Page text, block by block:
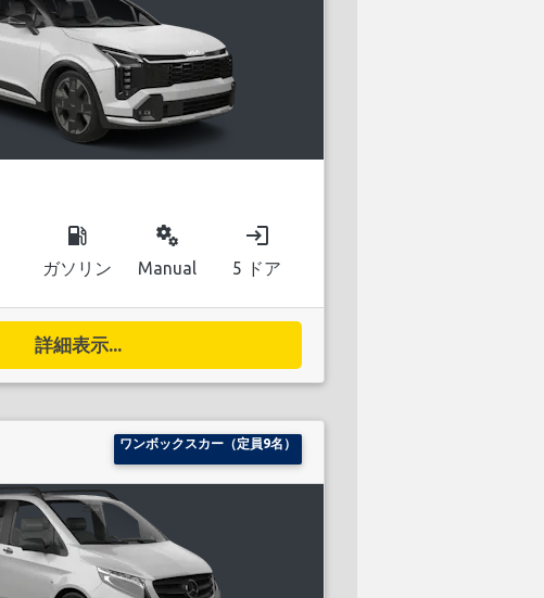
local_gas_station
ガソリン
miscellaneous_services
Manual
login
5 ドア
詳細表示...
ワンボックスカー（定員9名）